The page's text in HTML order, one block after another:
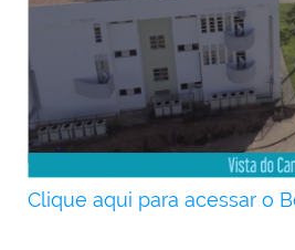
Clique aqui para acessar o